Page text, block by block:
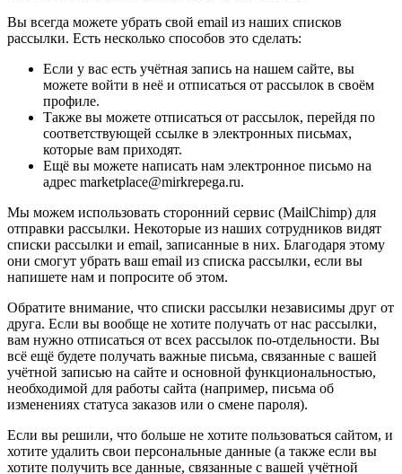
Вы всегда можете убрать свой email из наших списков
рассылки. Есть несколько способов это сделать:
Если у вас есть учётная запись на нашем сайте, вы
можете войти в неё и отписаться от рассылок в своём
профиле.
Также вы можете отписаться от рассылок, перейдя по
соответствующей ссылке в электронных письмах,
которые вам приходят.
Ещё вы можете написать нам электронное письмо на
адрес marketplace@mirkrepega.ru.
Мы можем использовать сторонний сервис (MailChimp) для
отправки рассылки. Некоторые из наших сотрудников видят
списки рассылки и email, записанные в них. Благодаря этому
они смогут убрать ваш email из списка рассылки, если вы
напишете нам и попросите об этом.
Обратите внимание, что списки рассылки независимы друг от
друга. Если вы вообще не хотите получать от нас рассылки,
вам нужно отписаться от всех рассылок по-отдельности. Вы
всё ещё будете получать важные письма, связанные с вашей
учётной записью на сайте и основной функциональностью,
необходимой для работы сайта (например, письма об
изменениях статуса заказов или о смене пароля).
Если вы решили, что больше не хотите пользоваться сайтом, и
хотите удалить свои персональные данные (а также если вы
хотите получить все данные, связанные с вашей учётной